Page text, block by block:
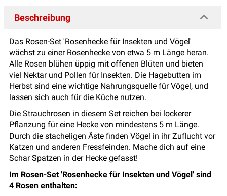
Beschreibung
Das Rosen-Set 'Rosenhecke für Insekten und Vögel'
wächst zu einer Rosenhecke von etwa 5 m Länge heran.
Alle Rosen blühen üppig mit offenen Blüten und bieten
viel Nektar und Pollen für Insekten. Die Hagebutten im
Herbst sind eine wichtige Nahrungsquelle für Vögel, und
lassen sich auch für die Küche nutzen.
Die Strauchrosen in diesem Set reichen bei lockerer
Pflanzung für eine Hecke von mindestens 5 m Länge.
Durch die stacheligen Äste finden Vögel in ihr Zuflucht vor
Katzen und anderen Fressfeinden. Mache dich auf eine
Schar Spatzen in der Hecke gefasst!
Im Rosen-Set 'Rosenhecke für Insekten und Vögel' sind
4 Rosen enthalten: